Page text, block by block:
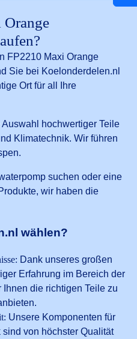
FP2210 Maxi Orange
Sie bei Koelonderdelen.nl
Ort für all Ihre
hochwertiger Teile
Klimatechnik. Wir führen
suchen oder eine
wir haben die
wählen?
Dank unseres großen
Erfahrung im Bereich der
die richtigen Teile zu
Unsere Komponenten für
von höchster Qualität